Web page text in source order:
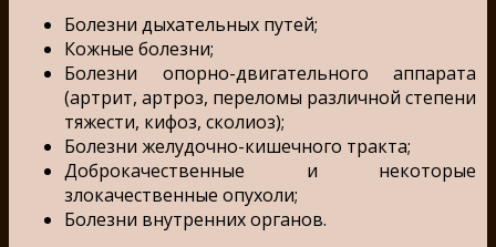
Болезни дыхательных путей;
Кожные болезни;
Болезни опорно-двигательного аппарата
(артрит, артроз, переломы различной степени
тяжести, кифоз, сколиоз);
Болезни желудочно-кишечного тракта;
Доброкачественные и некоторые
злокачественные опухоли;
Болезни внутренних органов.